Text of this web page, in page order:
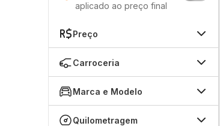
aplicado ao preço final
Preço
Carroceria
Marca e Modelo
Quilometragem